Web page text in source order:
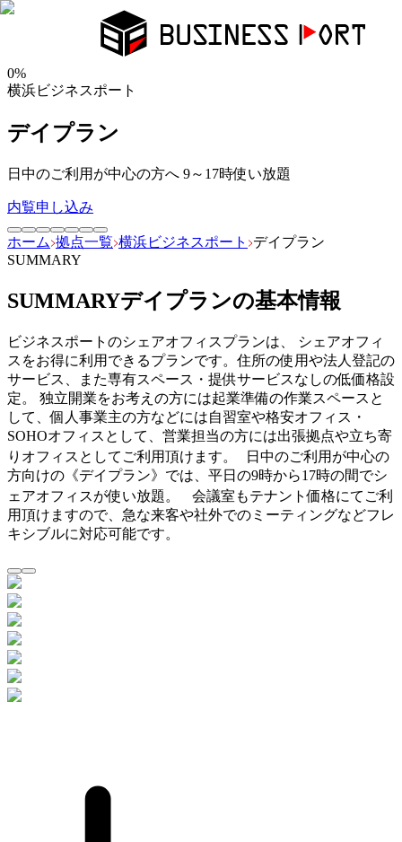
0%
横浜ビジネスポート
デイプラン
日中のご利用が中心の方へ 9～17時使い放題
内覧申し込み
ホーム 拠点一覧 横浜ビジネスポート
デイプラン
SUMMARY
SUMMARYデイプランの基本情報
ビジネスポートのシェアオフィスプランは、 シェアオフィ
スをお得に利用できるプランです。住所の使用や法人登記の
サービス、また専有スペース・提供サービスなしの低価格設
定。 独立開業をお考えの方には起業準備の作業スペースと
して、個人事業主の方などには自習室や格安オフィス・
SOHOオフィスとして、営業担当の方には出張拠点や立ち寄
りオフィスとしてご利用頂けます。 日中のご利用が中心の
方向けの《デイプラン》では、平日の9時から17時の間でシ
ェアオフィスが使い放題。 会議室もテナント価格にてご利
用頂けますので、急な来客や社外でのミーティングなどフレ
キシブルに対応可能です。